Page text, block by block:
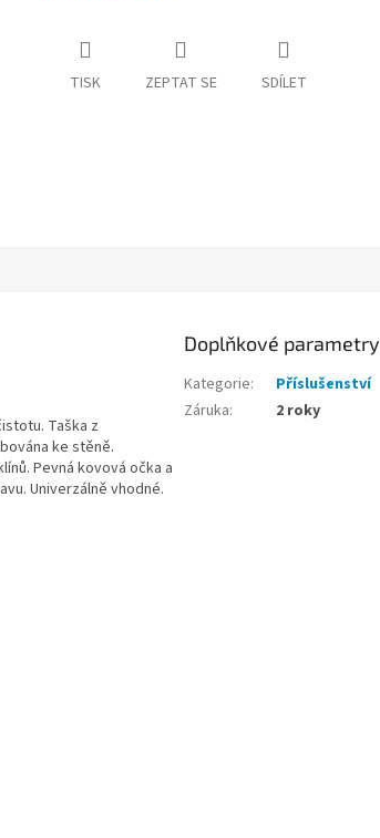
TISK ZEPTAT SE SDÍLET
Taška z
ke stěně.
Pevná kovová očka a
Univerzálně vhodné.
Doplňkové parametry
Kategorie:
Příslušenství
Záruka: 2 roky